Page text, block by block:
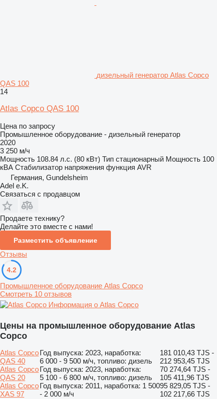
дизельный генератор Atlas Copco
QAS 100
14
Atlas Copco QAS 100
Цена по запросу
Промышленное оборудование - дизельный генератор
2020
3 250 м/ч
Мощность 108.84 л.с. (80 кВт) Тип стационарный Мощность 100
кВА Стабилизатор напряжения функция AVR
Германия, Gundelsheim
Adel e.K.
Связаться с продавцом
Продаете технику?
Делайте это вместе с нами!
Разместить объявление
Отзывы
4.2
Промышленное оборудование Atlas Copco
Смотреть 10 отзывов
Информация о Atlas Copco
Цены на промышленное оборудование Atlas
Copco
Atlas Copco
QAS 40
Год выпуска: 2023, наработка:
6 000 - 9 500 м/ч, топливо: дизель
181 010,43 TJS -
212 953,45 TJS
Atlas Copco
QAS 20
Год выпуска: 2023, наработка:
5 100 - 6 800 м/ч, топливо: дизель
70 274,64 TJS -
105 411,96 TJS
Atlas Copco
XAS 97
Год выпуска: 2011, наработка: 1 500
- 2 000 м/ч
95 829,05 TJS -
102 217,66 TJS